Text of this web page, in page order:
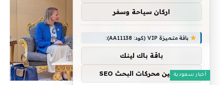
أخبار سعودية
اركان سياحة وسفر
باقة متميزة VIP (كود: AA11138):
باقة باك لينك
تحسين محركات البحث SEO